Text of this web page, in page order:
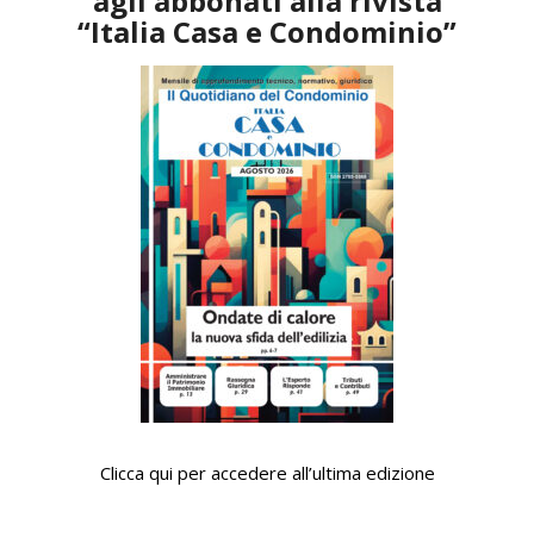
“Italia Casa e Condominio”
Clicca qui per accedere all’ultima edizione